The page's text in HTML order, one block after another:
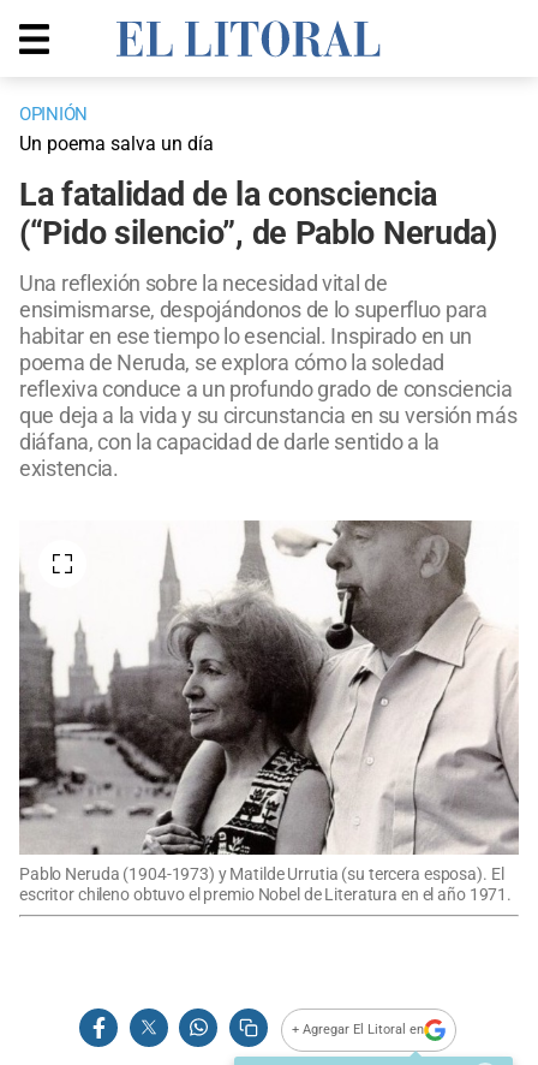
OPINIÓN
Un poema salva un día
La fatalidad de la consciencia
(“Pido silencio”, de Pablo Neruda)
Una reflexión sobre la necesidad vital de
ensimismarse, despojándonos de lo superfluo para
habitar en ese tiempo lo esencial. Inspirado en un
poema de Neruda, se explora cómo la soledad
reflexiva conduce a un profundo grado de consciencia
que deja a la vida y su circunstancia en su versión más
diáfana, con la capacidad de darle sentido a la
existencia.
Pablo Neruda (1904-1973) y Matilde Urrutia (su tercera esposa). El
escritor chileno obtuvo el premio Nobel de Literatura en el año 1971.
+ Agregar El Litoral en